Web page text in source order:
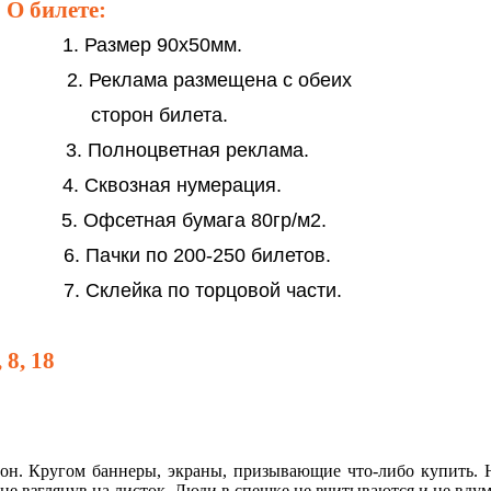
90х50мм.
размещена с обеих
билета.
реклама.
4. Сквозная нумерация.
5. Офсетная бумага 80гр/м2.
6. Пачки по 200-250 билетов.
по торцовой части.
18
Кругом баннеры, экраны, призывающие что-либо